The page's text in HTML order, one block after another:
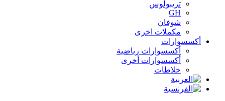
تريبولوس
GH
شوفان
مكملات اخرى
أكسسوارات
أكسسوارات رياضية
أكسسوارات أخرى
خلاطات